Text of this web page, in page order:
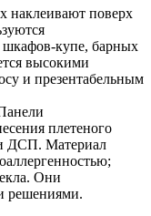
наклеивают поверх
шкафов-купе, барных
высокими
и презентабельным
плетеного
ДСП. Материал
Они
решениями.